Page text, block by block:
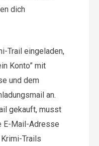
dich
Trail eingeladen,
Konto” mit
und dem
an.
gekauft, musst
E-Mail-Adresse
Trails